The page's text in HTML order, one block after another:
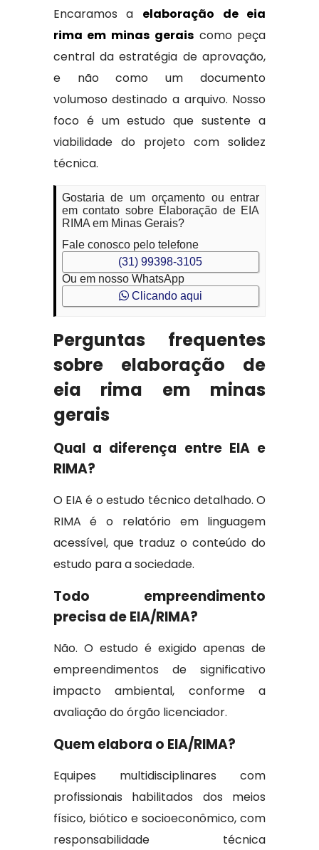
Encaramos a elaboração de eia
rima em minas geraiscomo peça
central da estratégia de aprovação,
e não como um documento
volumoso destinado a arquivo. Nosso
foco é um estudo que sustente a
viabilidade do projeto com solidez
técnica.
Gostaria de um orçamento ou entrar
em contato sobre Elaboração de EIA
RIMA em Minas Gerais?
Fale conosco pelo telefone
(31) 99398-3105
Ou em nosso WhatsApp
Clicando aqui
Perguntas frequentes
sobre elaboração de
eia rima em minas
gerais
Qual a diferença entre EIA e
RIMA?
O EIA é o estudo técnico detalhado. O
RIMA é o relatório em linguagem
acessível, que traduz o conteúdo do
estudo para a sociedade.
Todo empreendimento
precisa de EIA/RIMA?
Não. O estudo é exigido apenas de
empreendimentos de significativo
impacto ambiental, conforme a
avaliação do órgão licenciador.
Quem elabora o EIA/RIMA?
Equipes multidisciplinares com
profissionais habilitados dos meios
físico, biótico e socioeconômico, com
responsabilidade técnica